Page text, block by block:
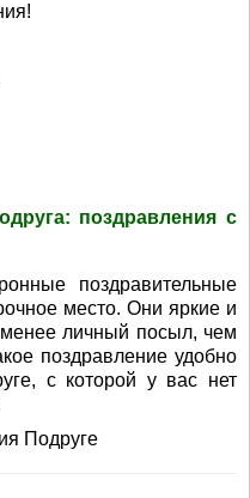
поздравления с
поздравительные
место. Они яркие и
личный посыл, чем
поздравление удобно
с которой у вас нет
Подруге